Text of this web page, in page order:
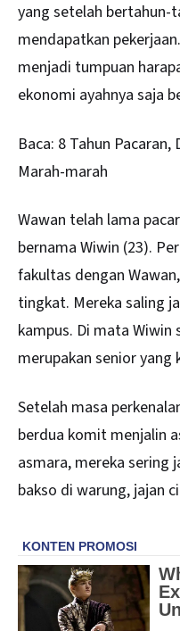
yang setelah bertahun-
mendapatkan
menjadi tumpuan
ekonomi ayahnya saja
Baca: 8 Tahun Pacaran,
Marah-marah
Wawan telah lama
bernama Wiwin (23).
fakultas dengan
tingkat. Mereka saling
kampus. Di mata
merupakan senior yang
Setelah masa
berdua komit menjalin
asmara, mereka sering
bakso di warung, jajan